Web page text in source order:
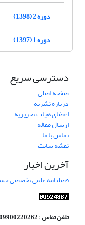
دوره 2 (1398)
دوره 1 (1397)
دسترسی سریع
صفحه اصلی
درباره نشریه
اعضای هیات تحریریه
ارسال مقاله
تماس با ما
نقشه سایت
آخرین اخبار
فصلنامه علمی تخصصی
تلفن تماس : 09900220262